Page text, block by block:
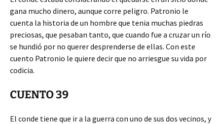
gana mucho dinero, aunque corre peligro. Patronio le
cuenta la historia de un hombre que tenia muchas piedras
preciosas, que pesaban tanto, que cuando fue a cruzar un río
se hundió por no querer desprenderse de ellas. Con este
cuento Patronio le quiere decir que no arriesgue su vida por
codicia.
CUENTO 39
El conde tiene que ir a la guerra con uno de sus dos vecinos, y